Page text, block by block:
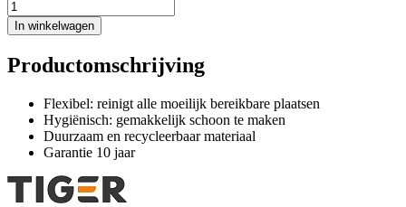
In winkelwagen
Productomschrijving
Flexibel: reinigt alle moeilijk bereikbare plaatsen
Hygiënisch: gemakkelijk schoon te maken
Duurzaam en recycleerbaar materiaal
Garantie 10 jaar